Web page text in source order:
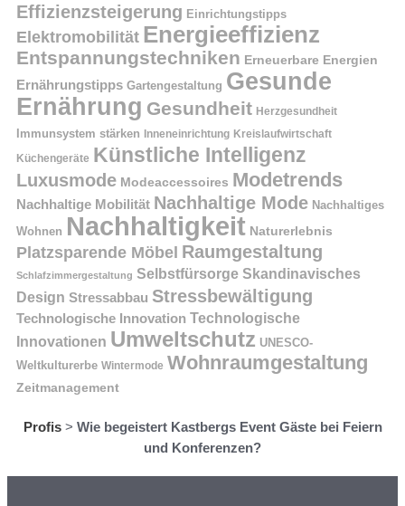
Effizienzsteigerung Einrichtungstipps
Elektromobilität Energieeffizienz
Entspannungstechniken Erneuerbare Energien
Ernährungstipps Gartengestaltung Gesunde
Ernährung Gesundheit Herzgesundheit
Immunsystem stärken Inneneinrichtung Kreislaufwirtschaft
Küchengeräte Künstliche Intelligenz
Luxusmode Modeaccessoires Modetrends
Nachhaltige Mobilität Nachhaltige Mode Nachhaltiges
Wohnen Nachhaltigkeit Naturerlebnis
Platzsparende Möbel Raumgestaltung
Schlafzimmergestaltung Selbstfürsorge Skandinavisches
Design Stressabbau Stressbewältigung
Technologische Innovation Technologische
Innovationen Umweltschutz UNESCO-
Weltkulturerbe Wintermode Wohnraumgestaltung
Zeitmanagement
Profis> Wie begeistert Kastbergs Event Gäste bei Feiern
und Konferenzen?